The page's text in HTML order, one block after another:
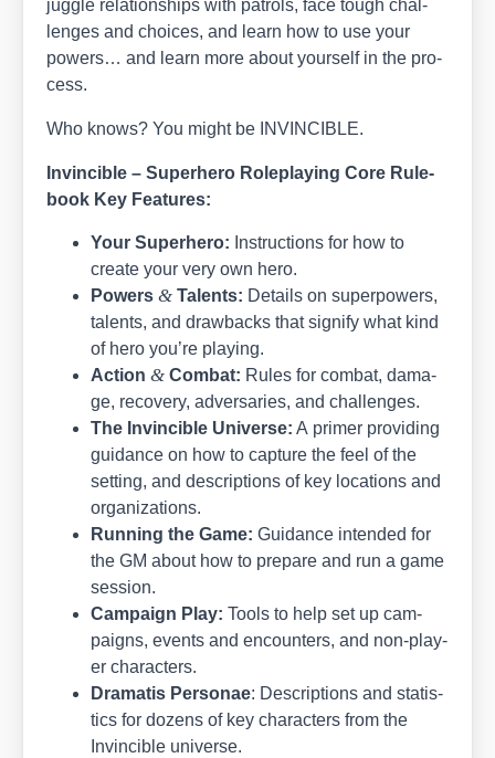
jugg­le rela­ti­onships with pat­rols, face tough chal­
lenges and choices, and learn how to use your
powers… and learn more about yours­elf in the pro­
cess.
Who knows? You might be INVINCIBLE.
Invin­ci­b­le – Super­he­ro Role­play­ing Core Rule­
book Key Fea­tures:
Your Super­he­ro: Ins­truc­tions for how to
crea­te your very own hero.
Powers& Talents: Details on super­powers,
talents, and draw­backs that signi­fy what kind
of hero you’re play­ing.
Action& Com­bat: Rules for com­bat, dama­
ge, reco­very, adver­s­a­ries, and chal­lenges.
The Invin­ci­b­le Uni­ver­se: A pri­mer pro­vi­ding
gui­dance on how to cap­tu­re the feel of the
set­ting, and descrip­ti­ons of key loca­ti­ons and
orga­niza­ti­ons.
Run­ning the Game: Gui­dance inten­ded for
the GM about how to prepa­re and run a game
ses­si­on.
Cam­paign Play: Tools to help set up cam­
paigns, events and encoun­ters, and non-play­
er cha­rac­ters.
Dra­ma­tis Per­so­nae: Descrip­ti­ons and sta­tis­
tics for dozens of key cha­rac­ters from the
Invin­ci­b­le uni­ver­se.